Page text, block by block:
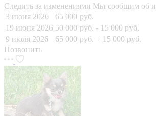
Следить за изменениями Мы сообщим об
3 июня 2026
65 000 руб.
19 июня 2026 50 000 руб. - 15 000 руб.
9 июля 2026
65 000 руб. + 15 000 руб.
Позвонить